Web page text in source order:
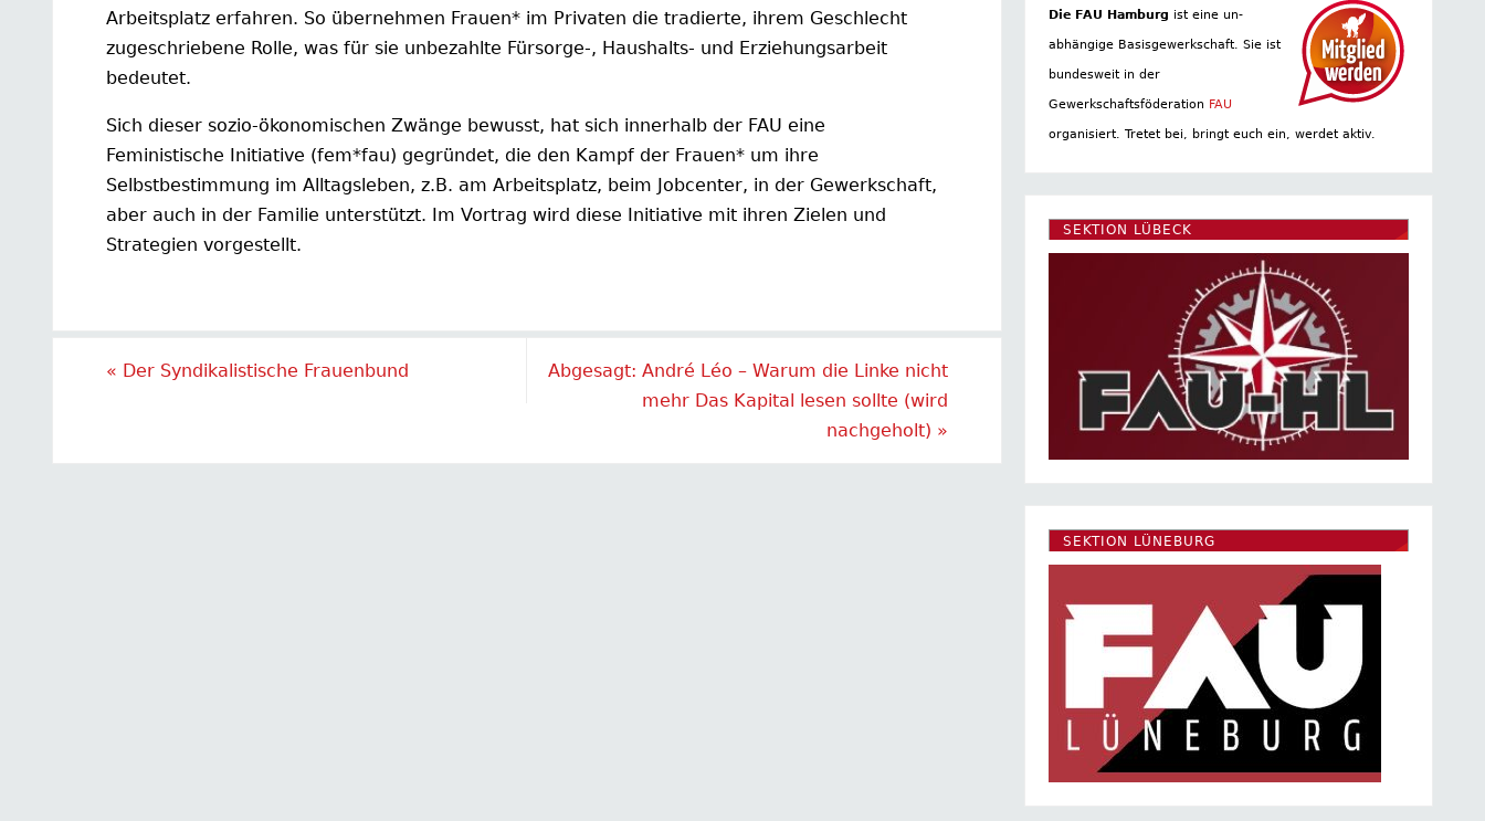
Arbeitsplatz erfahren. So übernehmen Frauen* im Privaten die tradierte, ihrem Geschlecht
zugeschriebene Rolle, was für sie unbezahlte Fürsorge-, Haushalts- und Erziehungsarbeit
bedeutet.
Sich dieser sozio-ökonomischen Zwänge bewusst, hat sich innerhalb der FAU eine
Feministische Initiative (fem*fau) gegründet, die den Kampf der Frauen* um ihre
Selbstbestimmung im Alltagsleben, z.B. am Arbeitsplatz, beim Jobcenter, in der Gewerkschaft,
aber auch in der Familie unterstützt. Im Vortrag wird diese Initiative mit ihren Zielen und
Strategien vorgestellt.
« Der Syndikalistische Frauenbund
Abgesagt: André Léo – Warum die Linke nicht
mehr Das Kapital lesen sollte (wird
nachgeholt) »
Die FAU Hamburg ist eine un­
abhängige Basis­gewerkschaft. Sie ist
bundesweit in der
Gewerkschaftsföderation FAU
organisiert. Tretet bei, bringt euch ein, werdet aktiv.
SEKTION LÜBECK
SEKTION LÜNEBURG